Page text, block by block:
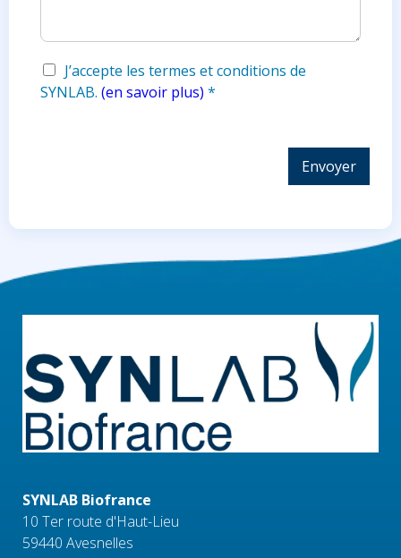
J’accepte les termes et conditions de
SYNLAB. (en savoir plus) *
Envoyer
SYNLAB Biofrance
10 Ter route d'Haut-Lieu
59440 Avesnelles